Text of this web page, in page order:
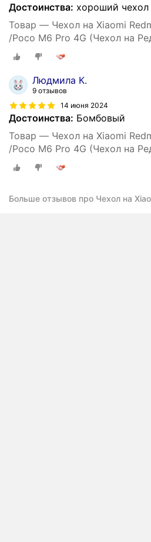
Достоинства: хороший
Товар — Чехол на Xiaomi
/Poco M6 Pro 4G (Чехол на
противоударный, усиленный,
Людмила К.
9 отзывов
14 июня 2024
Достоинства: Бомбовый
Товар — Чехол на Xiaomi
/Poco M6 Pro 4G (Чехол на
противоударный, усиленный,
Больше отзывов про Чехол на